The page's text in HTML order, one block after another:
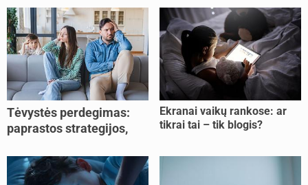
Tėvystės perdegimas:
paprastos strategijos,
jėgas
Ekranai vaikų rankose: ar
tikrai tai – tik blogis?